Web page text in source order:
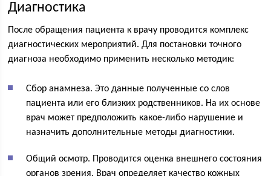
Диагностика
После обращения пациента к врачу проводится комплекс
диагностических мероприятий. Для постановки точного
диагноза необходимо применить несколько методик:
Сбор анамнеза. Это данные полученные со слов
пациента или его близких родственников. На их основе
врач может предположить какое-либо нарушение и
назначить дополнительные методы диагностики.
Общий осмотр. Проводится оценка внешнего состояния
органов зрения. Врач определяет качество кожных